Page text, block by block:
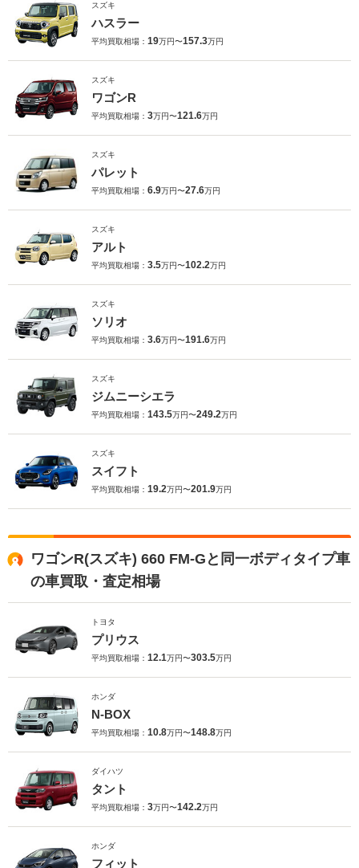
スズキ
ハスラー
平均買取相場： 19万円〜157.3万円
スズキ
ワゴンR
平均買取相場： 3万円〜121.6万円
スズキ
パレット
平均買取相場： 6.9万円〜27.6万円
スズキ
アルト
平均買取相場： 3.5万円〜102.2万円
スズキ
ソリオ
平均買取相場： 3.6万円〜191.6万円
スズキ
ジムニーシエラ
平均買取相場： 143.5万円〜249.2万円
スズキ
スイフト
平均買取相場： 19.2万円〜201.9万円
ワゴンR(スズキ) 660 FM-Gと同一ボディタイプ車
の車買取・査定相場
トヨタ
プリウス
平均買取相場： 12.1万円〜303.5万円
ホンダ
N-BOX
平均買取相場： 10.8万円〜148.8万円
ダイハツ
タント
平均買取相場： 3万円〜142.2万円
ホンダ
フィット